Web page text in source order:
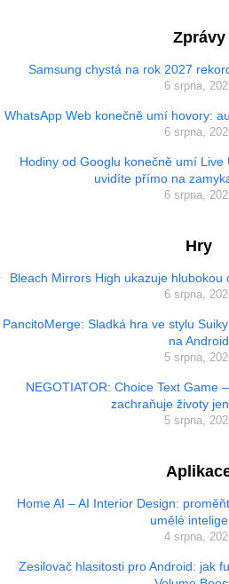
Zprávy
Samsung chystá na rok 2027
6 srpna,
WhatsApp Web konečně umí hovory:
6 srpna,
Hodiny od Googlu konečně umí
uvidíte přímo na
6 srpna,
Hry
Bleach Mirrors High ukazuje
6 srpna,
PancitoMerge: Sladká hra ve stylu
na Android
5 srpna,
NEGOTIATOR: Choice Text Game
zachraňuje životy
5 srpna,
Home AI – AI Interior Design:
umělé
4 srpna,
Zesilovač hlasitosti pro Android: jak